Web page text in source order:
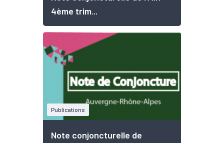
4ème trim...
Publications
Note conjoncturelle de